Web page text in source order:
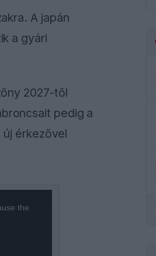
A japán
a gyári
2027-től
pedig a
érkezővel
the